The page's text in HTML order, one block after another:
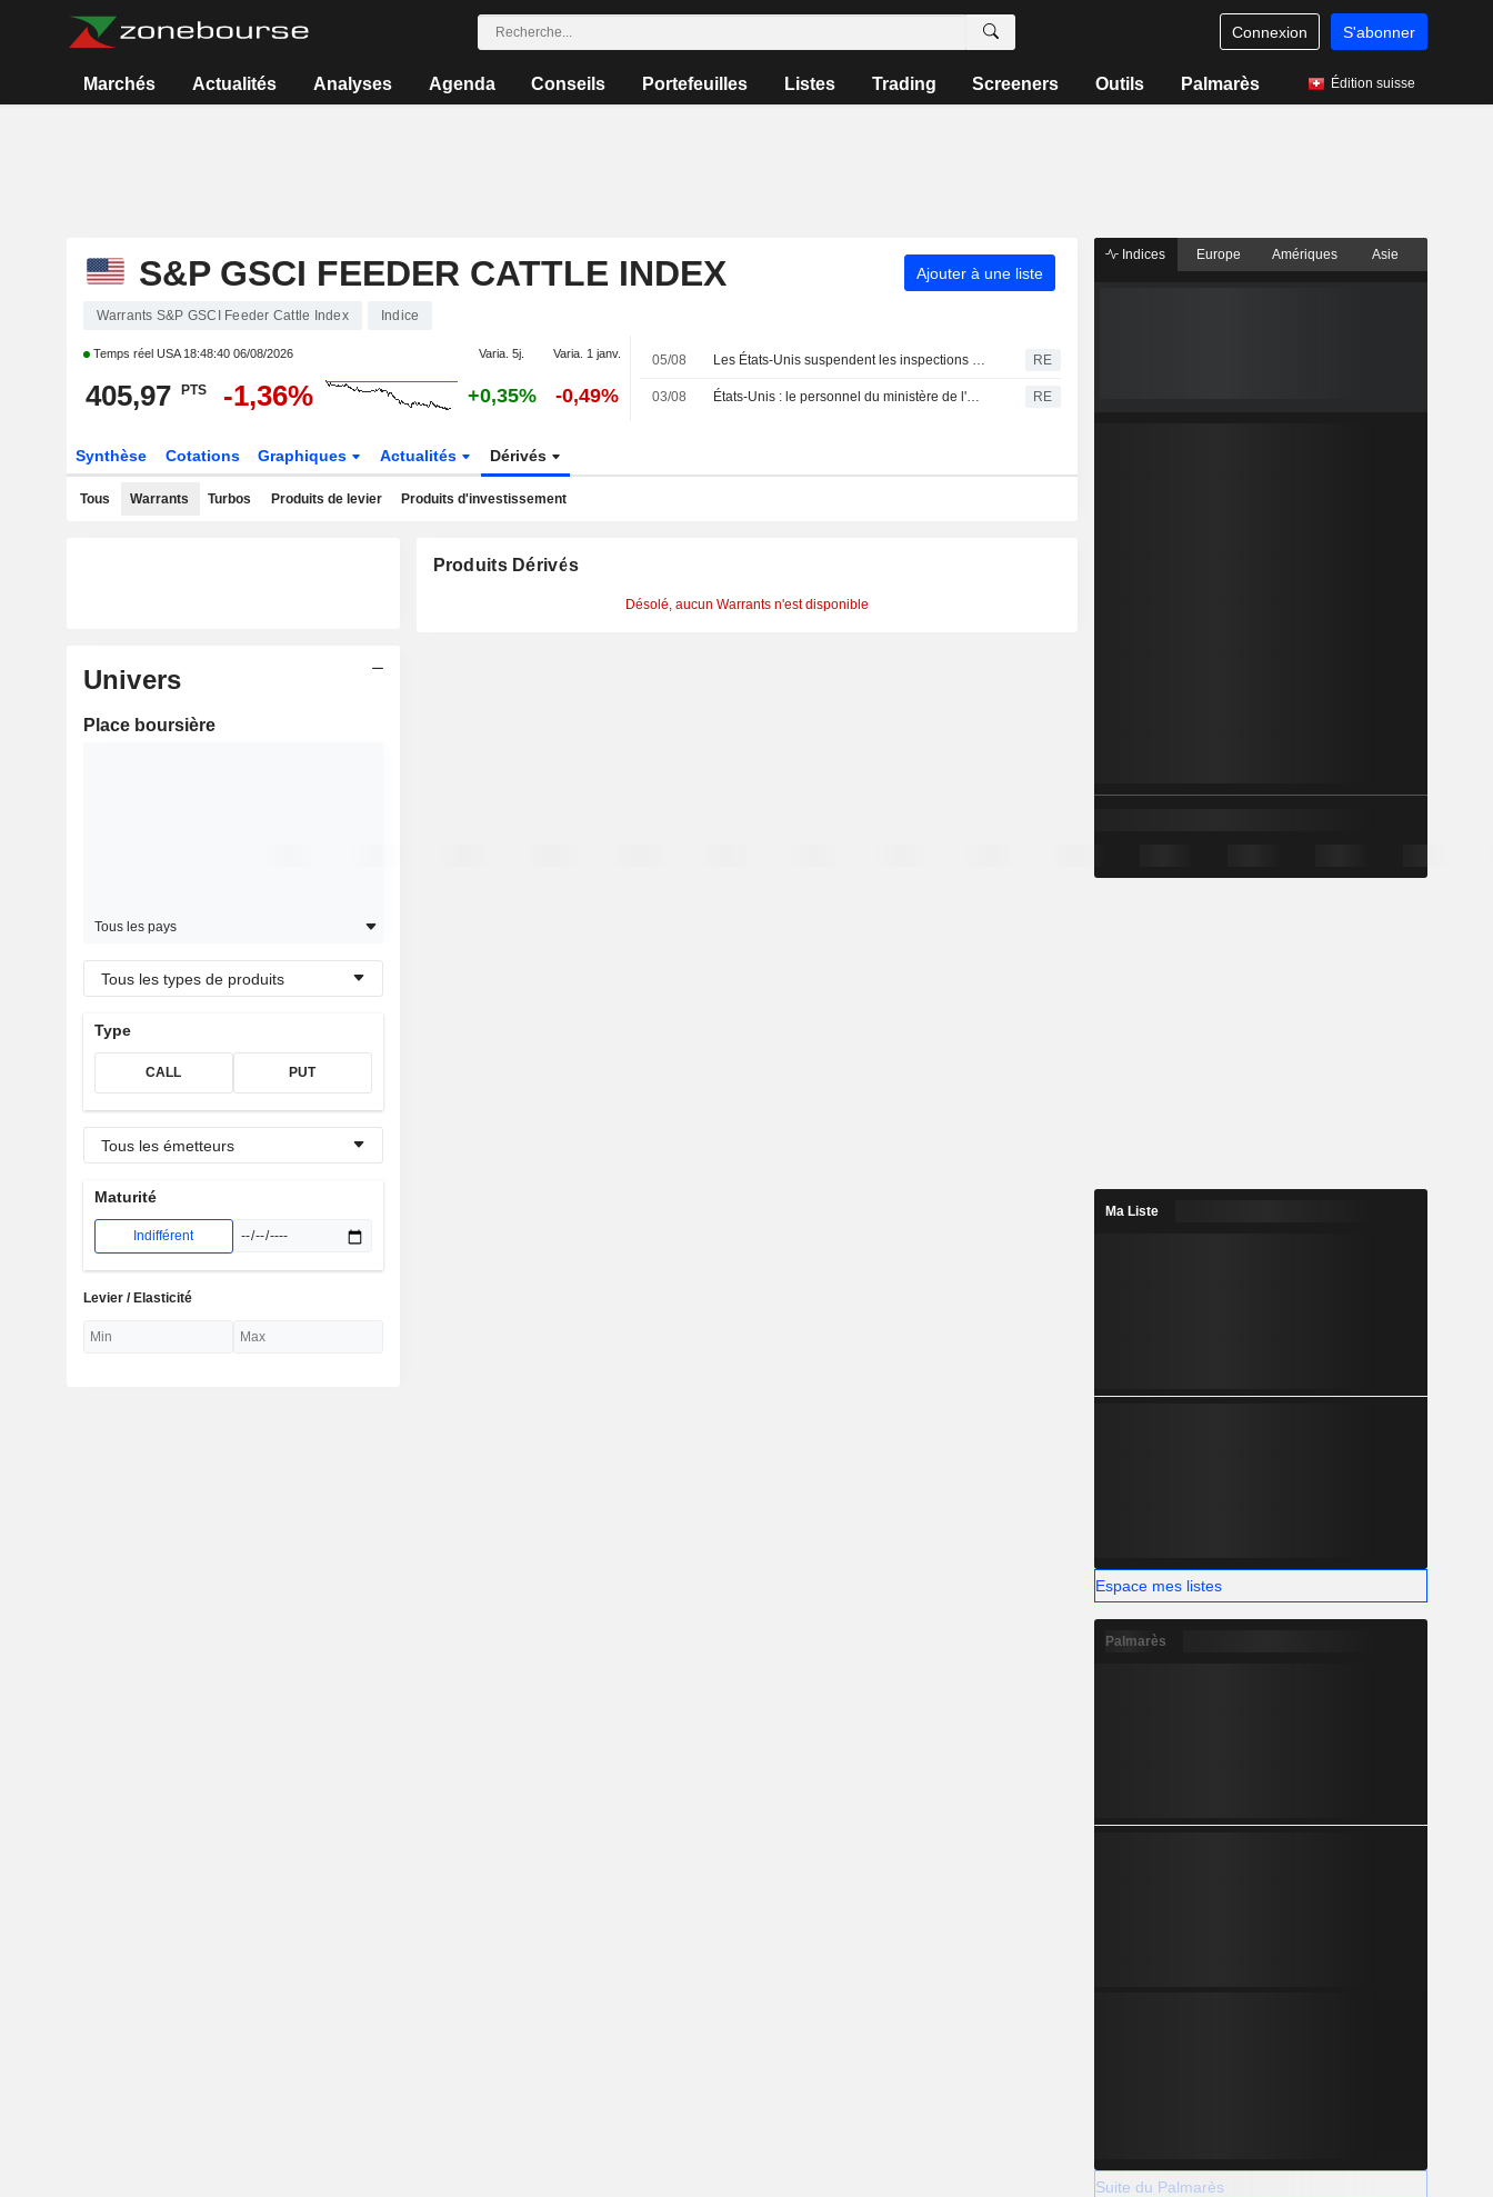
Connexion S'abonner
Marchés Actualités Analyses Agenda Conseils Portefeuilles Listes Trading Screeners Outils Palmarès Édition suisse
S&P GSCI FEEDER CATTLE INDEX Ajouter à une liste
Warrants S&P GSCI Feeder Cattle Index Indice
Temps réel USA 18:48:40 06/08/2026 Varia. 5j. Varia. 1 janv.
405,97 PTS -1,36% +0,35% -0,49%
05/08 Les États-Unis suspendent les inspections d'exportation d'avocats dans l'État mexicain du Michoacán pour des raisons de sécurité RE
03/08 États-Unis : le personnel du ministère de l'Agriculture s'inquiète des risques pesant sur le commerce, la recherche et l'aide alimentaire après une réorganisation RE
Synthèse Cotations Graphiques Actualités Dérivés
Tous Warrants Turbos Produits de levier Produits d'investissement
Univers
Place boursière
Tous les pays
Tous les types de produits
Type
CALL PUT
Tous les émetteurs
Maturité
Indifférent
Levier / Elasticité
Produits Dérivés
Désolé, aucun Warrants n'est disponible
Indices Europe Amériques Asie
Ma Liste
Espace mes listes
Palmarès
Suite du Palmarès